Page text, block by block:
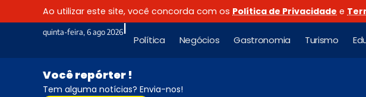
Ao utilizar este site, você concorda com os Política de Privacidade e
quinta-feira, 6 ago 2026|
Política Negócios Gastronomia Turismo
Você repórter !
Tem alguma notícias? Envia-nos!